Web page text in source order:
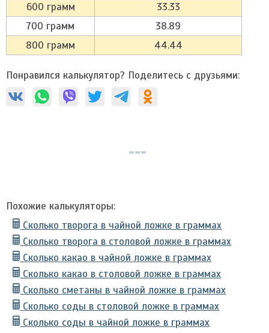
600 грамм
33.33
700 грамм
38.89
800 грамм
44.44
Понравился калькулятор? Поделитесь с друзьями:
Похожие калькуляторы:
Сколько творога в чайной ложке в граммах
Сколько творога в столовой ложке в граммах
Сколько какао в чайной ложке в граммах
Сколько какао в столовой ложке в граммах
Сколько сметаны в чайной ложке в граммах
Сколько соды в столовой ложке в граммах
Сколько соды в чайной ложке в граммах